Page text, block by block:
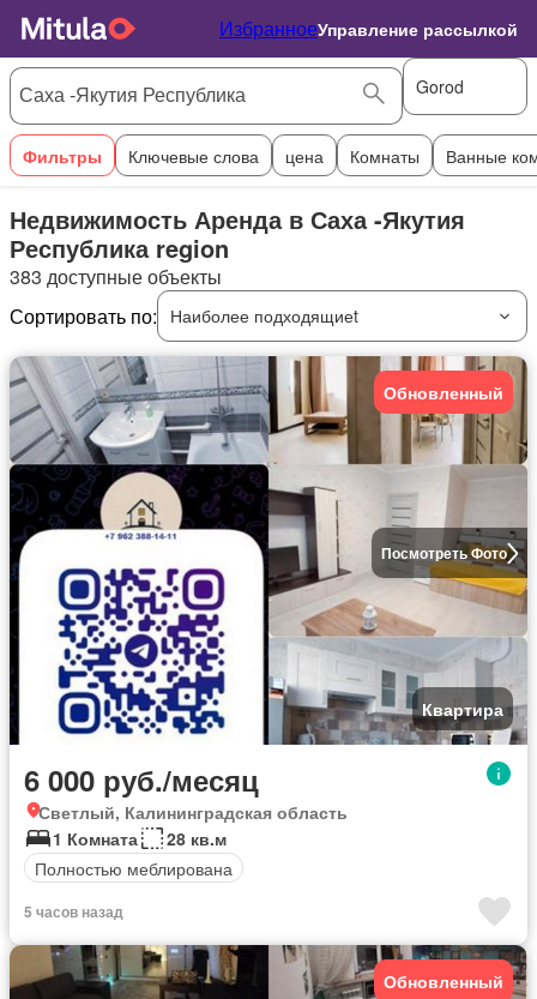
ИзбранноеУправление рассылкой
Gorod
Фильтры Ключевые слова цена Комнаты Ванные
Недвижимость Аренда в Саха -Якутия
Республика region
383 доступные объекты
Сортировать по:
Наиболее подходящиеt
Посмотреть Фото
Обновленный
Квартира
6 000 руб./месяц
Светлый, Калининградская область
1 Комната
28 кв.м
Полностью меблирована
5 часов назад
Обновленный